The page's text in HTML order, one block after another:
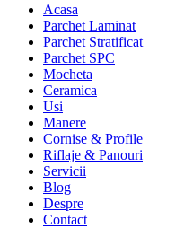
Acasa
Parchet Laminat
Parchet Stratificat
Parchet SPC
Mocheta
Ceramica
Usi
Manere
Cornise & Profile
Riflaje & Panouri
Servicii
Blog
Despre
Contact